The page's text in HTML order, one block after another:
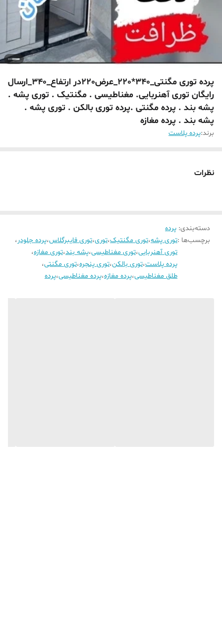
پرده توری مگنتی_340*220_عرض220در ارتفاع_340_ارسال
رایگان توری آهنربایی. مغناطیسی . مگنتیک . توری پشه .
پشه بند . پرده مگنتی .پرده توری بالکن . توری پشه .
پشه بند . پرده مغازه
برند:پرده پلاست
نظرات
دسته‌بندی: پرده
برچسب‌ها :توری پشه،توری مگنتیک،توری،توری فایبرگلاس،پرده جلودر ،
توری آهنربایی،توری مغناطیسی،پشه بند،توری مغازه،
پرده پلاست،توری بالکن،توری پنجره،توری مگنتی،
طلق مغناطیسی،پرده مغازه،پرده مغناطیسی،پرده